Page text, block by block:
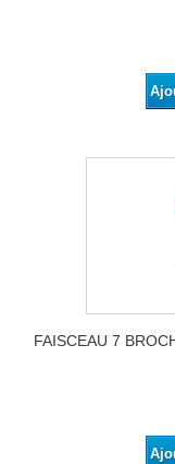
FAISCEAU 7